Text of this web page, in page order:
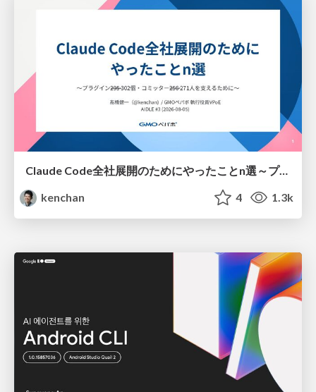
Claude Code全社展開のためにやったことn選～プラグイン302個・コミッター271人を支えるために～
kenchan
4 1.3k